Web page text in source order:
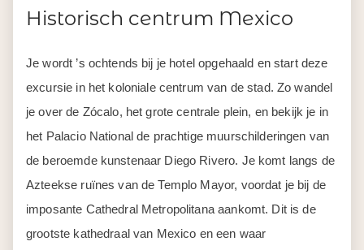
Historisch centrum Mexico
Je wordt ’s ochtends bij je hotel opgehaald en start deze
excursie in het koloniale centrum van de stad. Zo wandel
je over de Zócalo, het grote centrale plein, en bekijk je in
het Palacio National de prachtige muurschilderingen van
de beroemde kunstenaar Diego Rivero. Je komt langs de
Azteekse ruïnes van de Templo Mayor, voordat je bij de
imposante Cathedral Metropolitana aankomt. Dit is de
grootste kathedraal van Mexico en een waar